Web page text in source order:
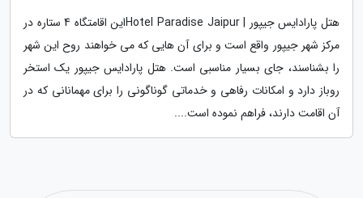
هتل پارادایس جیپور | Hotel Paradise Jaipurاین اقامتگاه 4 ستاره در
مرکز شهر جیپور واقع است و برای آن هایی که می خواهند روح این شهر
را بشناسند، جای بسیار مناسبی است. هتل پارادایس جیپور یک استخر
روباز دارد و امکانات رفاهی و خدماتی گوناگونی را برای مهمانانی که در
آن اقامت دارند، فراهم نموده است....